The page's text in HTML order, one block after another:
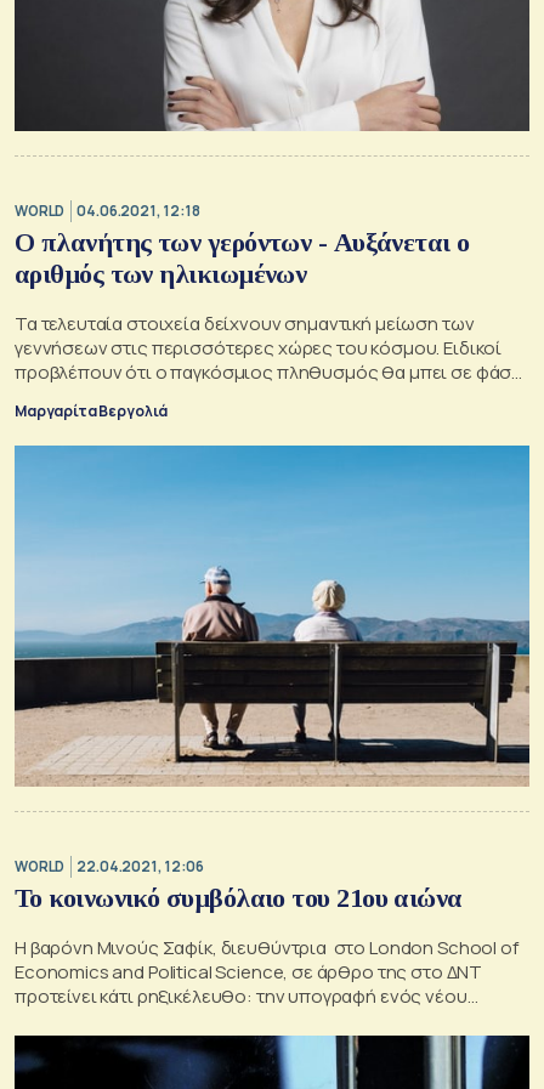
WORLD 04.06.2021, 12:18
Ο πλανήτης των γερόντων - Αυξάνεται ο
αριθμός των ηλικιωμένων
Τα τελευταία στοιχεία δείχνουν σημαντική μείωση των
γεννήσεων στις περισσότερες χώρες του κόσμου. Ειδικοί
προβλέπουν ότι ο παγκόσμιος πληθυσμός θα μπει σε φάση
δομικές αλλαγές
Μαργαρίτα Βεργολιά
WORLD 22.04.2021, 12:06
Το κοινωνικό συμβόλαιο του 21ου αιώνα
Η βαρόνη Μινούς Σαφίκ, διευθύντρια στο London School of
Economics and Political Science, σε άρθρο της στο ΔΝΤ
προτείνει κάτι ρηξικέλευθο: την υπογραφή ενός νέου